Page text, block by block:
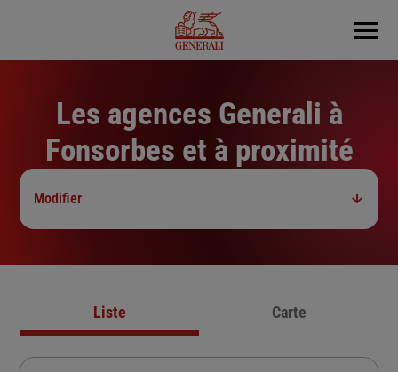
Menu
Les agences Generali à
Fonsorbes et à proximité
Modifier
Liste Carte